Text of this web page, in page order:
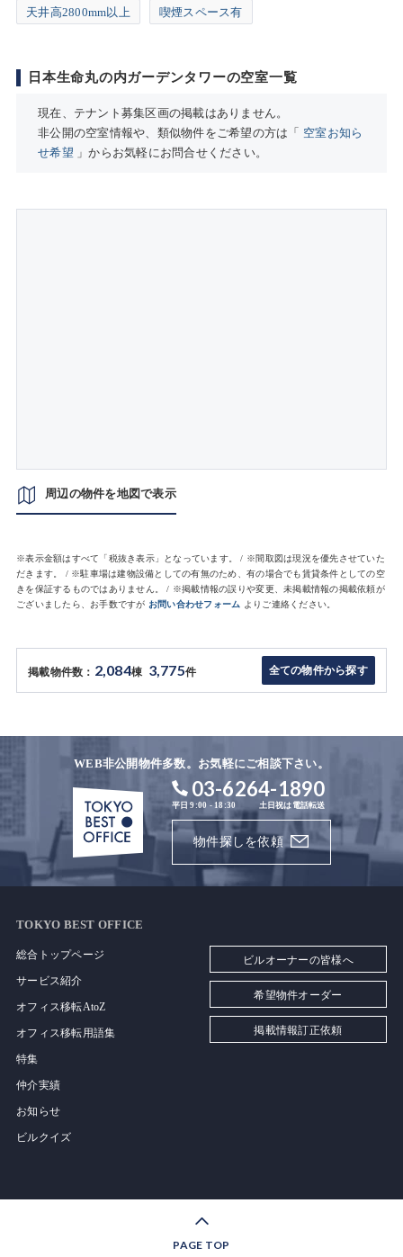
天井高2800mm以上 喫煙スペース有
日本生命丸の内ガーデンタワーの空室一覧
現在、テナント募集区画の掲載はありません。
非公開の空室情報や、類似物件をご希望の方は「 空室お知ら
せ希望 」からお気軽にお問合せください。
周辺の物件を地図で表示
※表示金額はすべて「税抜き表示」となっています。 / ※間取図は現況を優先させていた
だきます。 / ※駐車場は建物設備としての有無のため、有の場合でも賃貸条件としての空
きを保証するものではありません。 / ※掲載情報の誤りや変更、未掲載情報の掲載依頼が
ございましたら、お手数ですが お問い合わせフォーム よりご連絡ください。
掲載物件数： 2,084棟 3,775件 全ての物件から探す
WEB非公開物件多数。お気軽にご相談下さい。
03-6264-1890
平日 9:00 - 18:30 土日祝は電話転送
物件探しを依頼
TOKYO BEST OFFICE
総合トップページ
サービス紹介
オフィス移転AtoZ
オフィス移転用語集
特集
仲介実績
お知らせ
ビルクイズ
ビルオーナーの皆様へ
希望物件オーダー
掲載情報訂正依頼
PAGE TOP